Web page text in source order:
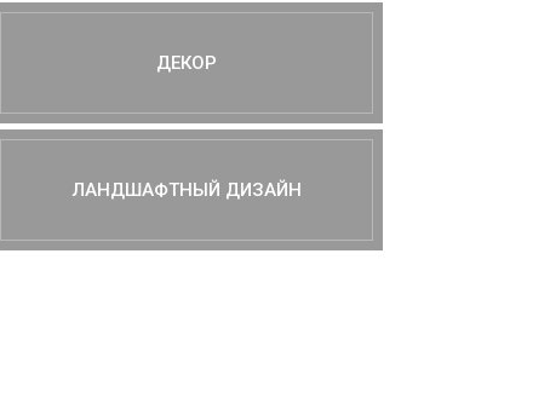
ДЕКОР
ЛАНДШАФТНЫЙ ДИЗАЙН